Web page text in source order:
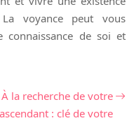
voyance peut vous
connaissance de soi et
À la recherche de votre
ascendant : clé de votre